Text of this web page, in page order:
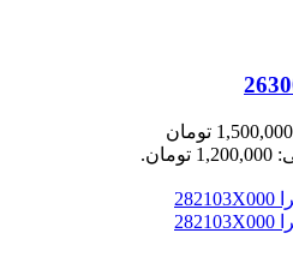
قیمت اصلی: 1,500,000 تومان